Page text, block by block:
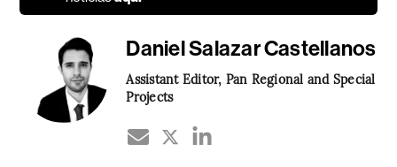
Daniel Salazar Castellanos
Assistant Editor, Pan Regional and Special
Projects